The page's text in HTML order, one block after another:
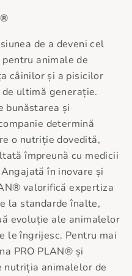
de a deveni cel
animale de
câinilor și a pisicilor
ultimă generație.
bunăstarea și
determină
o nutriție dovedită,
împreună cu medicii
în inovare și
valorifică expertiza
la standarde înalte,
evoluție ale animalelor
le îngrijesc. Pentru mai
PRO PLAN® și
nutriția animalelor de